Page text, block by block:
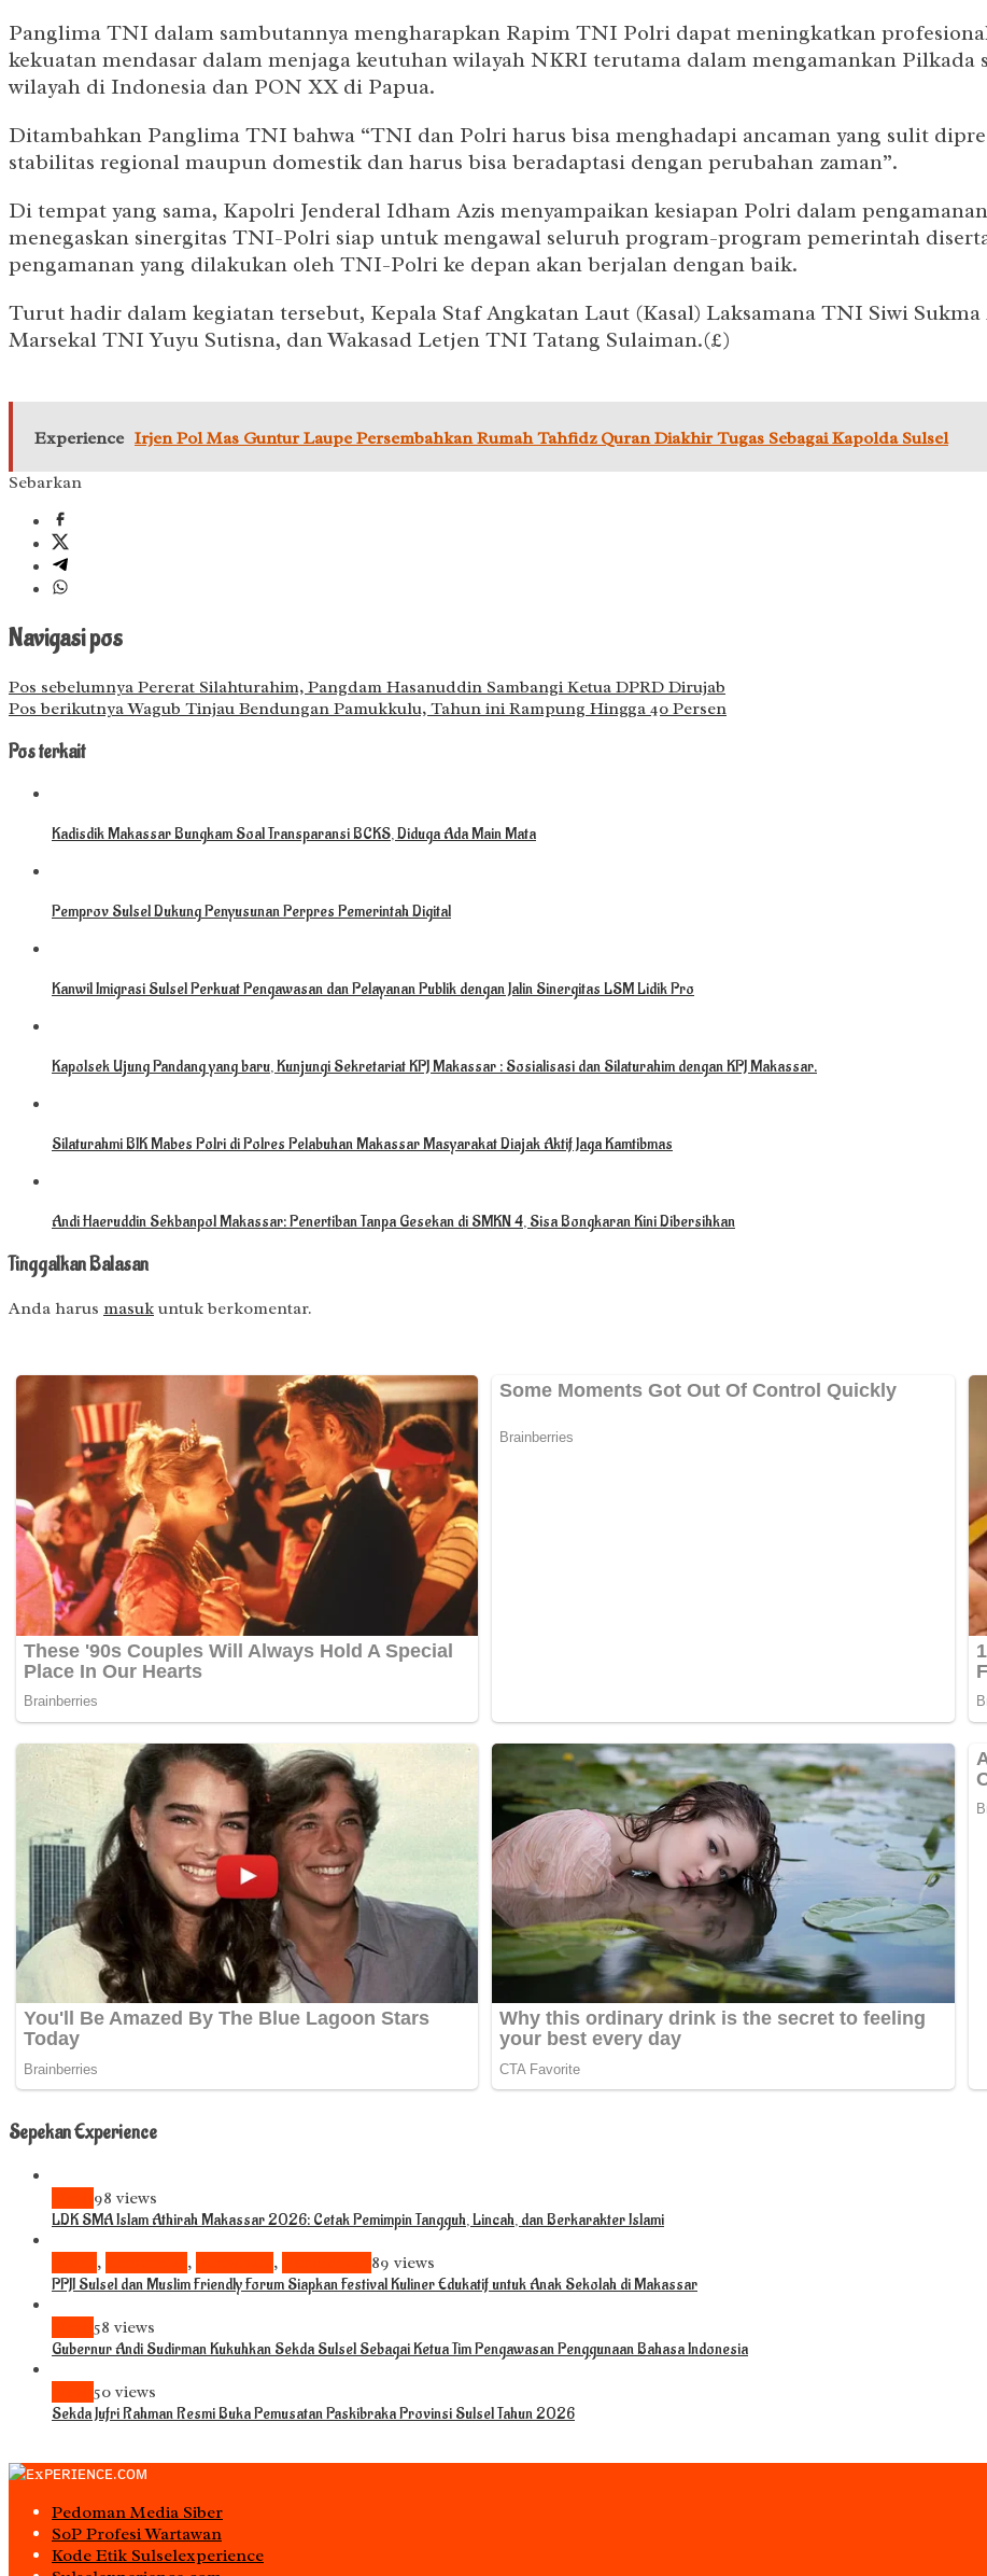
Panglima TNI dalam sambutannya mengharapkan Rapim TNI Polri dapat meningkatkan
kekuatan mendasar dalam menjaga keutuhan wilayah NKRI terutama dalam mengamankan Pilkada
wilayah di Indonesia dan PON XX di Papua.
Ditambahkan Panglima TNI bahwa “TNI dan Polri harus bisa menghadapi ancaman yang sulit
stabilitas regional maupun domestik dan harus bisa beradaptasi dengan perubahan zaman”.
Di tempat yang sama, Kapolri Jenderal Idham Azis menyampaikan kesiapan Polri dalam
menegaskan sinergitas TNI-Polri siap untuk mengawal seluruh program-program pemerintah
pengamanan yang dilakukan oleh TNI-Polri ke depan akan berjalan dengan baik.
Turut hadir dalam kegiatan tersebut, Kepala Staf Angkatan Laut (Kasal) Laksamana TNI Siwi
Marsekal TNI Yuyu Sutisna, dan Wakasad Letjen TNI Tatang Sulaiman.(£)
Experience Irjen Pol Mas Guntur Laupe Persembahkan Rumah Tahfidz Quran Diakhir Tugas Sebagai Kapolda Sulsel
Sebarkan
Navigasi pos
Pos sebelumnya Pererat Silahturahim, Pangdam Hasanuddin Sambangi Ketua DPRD Dirujab
Pos berikutnyaWagub Tinjau Bendungan Pamukkulu, Tahun ini Rampung Hingga 40 Persen
Pos terkait
Kadisdik Makassar Bungkam Soal Transparansi BCKS, Diduga Ada Main Mata
Pemprov Sulsel Dukung Penyusunan Perpres Pemerintah Digital
Kanwil Imigrasi Sulsel Perkuat Pengawasan dan Pelayanan Publik dengan Jalin Sinergitas LSM Lidik Pro
Kapolsek Ujung Pandang yang baru, Kunjungi Sekretariat KPJ Makassar : Sosialisasi dan Silaturahim dengan KPJ Makassar.
Silaturahmi BIK Mabes Polri di Polres Pelabuhan Makassar Masyarakat Diajak Aktif Jaga Kamtibmas
Andi Haeruddin Sekbanpol Makassar: Penertiban Tanpa Gesekan di SMKN 4, Sisa Bongkaran Kini Dibersihkan
Tinggalkan Balasan
Anda harus masuk untuk berkomentar.
Sepekan Experience
98 views
LDK SMA Islam Athirah Makassar 2026: Cetak Pemimpin Tangguh, Lincah, dan Berkarakter Islami
, , , 89 views
PPJI Sulsel dan Muslim Friendly Forum Siapkan Festival Kuliner Edukatif untuk Anak Sekolah di Makassar
58 views
Gubernur Andi Sudirman Kukuhkan Sekda Sulsel Sebagai Ketua Tim Pengawasan Penggunaan Bahasa Indonesia
50 views
Sekda Jufri Rahman Resmi Buka Pemusatan Paskibraka Provinsi Sulsel Tahun 2026
Pedoman Media Siber
S0P Profesi Wartawan
Kode Etik Sulselexperience